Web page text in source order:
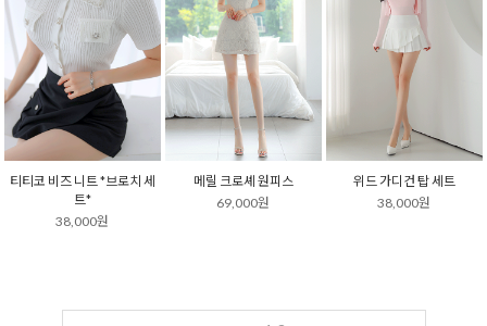
티티코 비즈 니트 *브로치 세
트*
38,000원
메릴 크로셰 원피스
69,000원
위드 가디건 탑 세트
38,000원